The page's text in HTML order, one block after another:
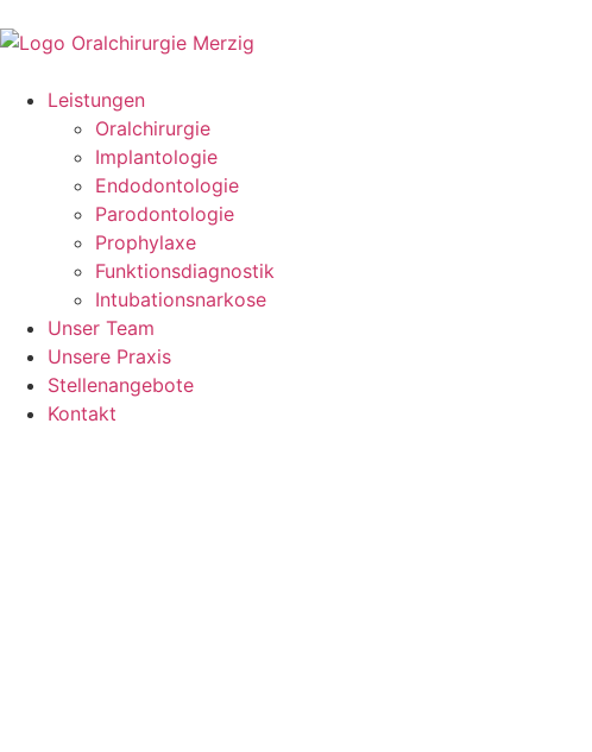
Leistungen
Oralchirurgie
Implantologie
Endodontologie
Parodontologie
Prophylaxe
Funktionsdiagnostik
Intubationsnarkose
Unser Team
Unsere Praxis
Stellenangebote
Kontakt